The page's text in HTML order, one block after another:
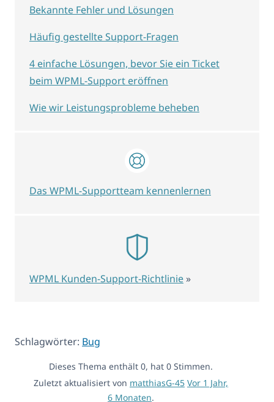
Schlagwörter: Bug
Dieses Thema enthält 0, hat 0 Stimmen.
Zuletzt aktualisiert von matthiasG-45 Vor 1 Jahr,
6 Monaten.
Bekannte Fehler und Lösungen
Häufig gestellte Support-Fragen
4 einfache Lösungen, bevor Sie ein Ticket
beim WPML-Support eröffnen
Wie wir Leistungsprobleme beheben
Das WPML-Supportteam kennenlernen
WPML Kunden-Support-Richtlinie »